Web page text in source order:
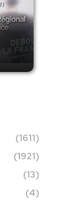
(1611)
(1921)
(13)
(4)